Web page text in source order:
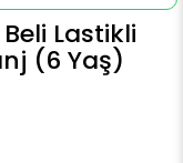
Lastikli
(6 Yaş)